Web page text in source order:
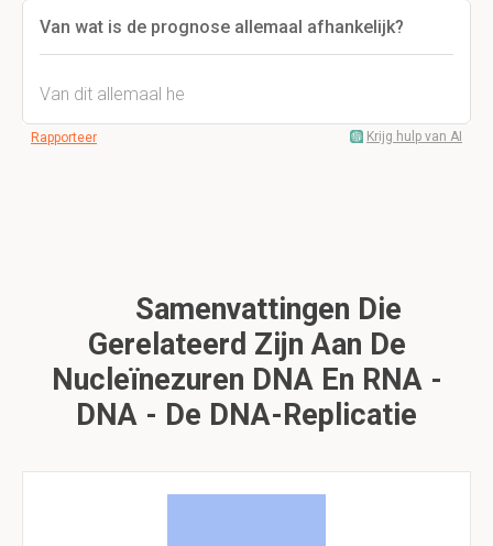
Van wat is de prognose allemaal afhankelijk?
Van dit allemaal he
Rapporteer Krijg hulp van AI
Samenvattingen Die
Gerelateerd Zijn Aan De
Nucleïnezuren DNA En RNA -
DNA - De DNA-Replicatie